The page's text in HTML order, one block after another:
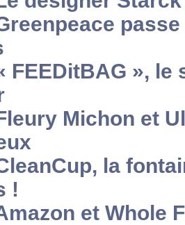
FEEDitBAG », le
Michon et
la
!
et Whole